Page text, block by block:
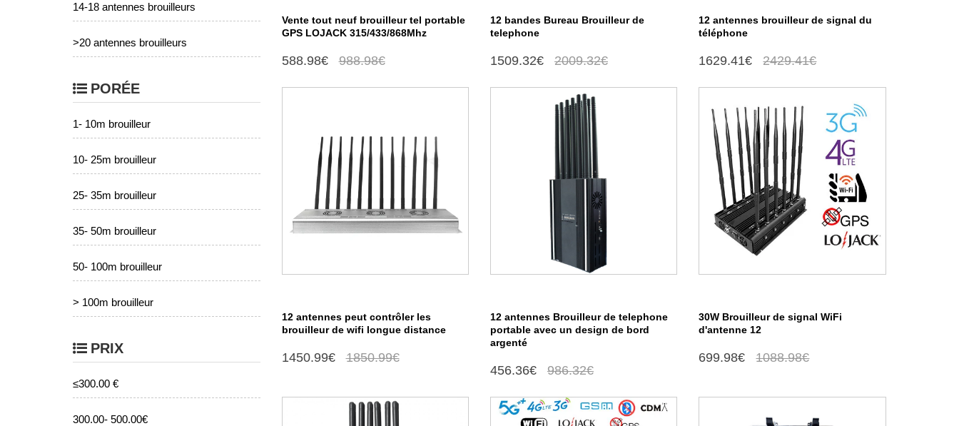
Vente tout neuf brouilleur tel portable
GPS LOJACK 315/433/868Mhz
588.98€ 988.98€
12 bandes Bureau Brouilleur de
telephone
1509.32€ 2009.32€
12 antennes brouilleur de signal du
téléphone
1629.41€ 2429.41€
12 antennes peut contrôler les
brouilleur de wifi longue distance
1450.99€ 1850.99€
12 antennes Brouilleur de telephone
portable avec un design de bord
argenté
456.36€ 986.32€
30W Brouilleur de signal WiFi
d'antenne 12
699.98€ 1088.98€
14-18 antennes brouilleurs
>20 antennes brouilleurs
PORÉE
1- 10m brouilleur
10- 25m brouilleur
25- 35m brouilleur
35- 50m brouilleur
50- 100m brouilleur
> 100m brouilleur
PRIX
≤300.00 €
300.00- 500.00€